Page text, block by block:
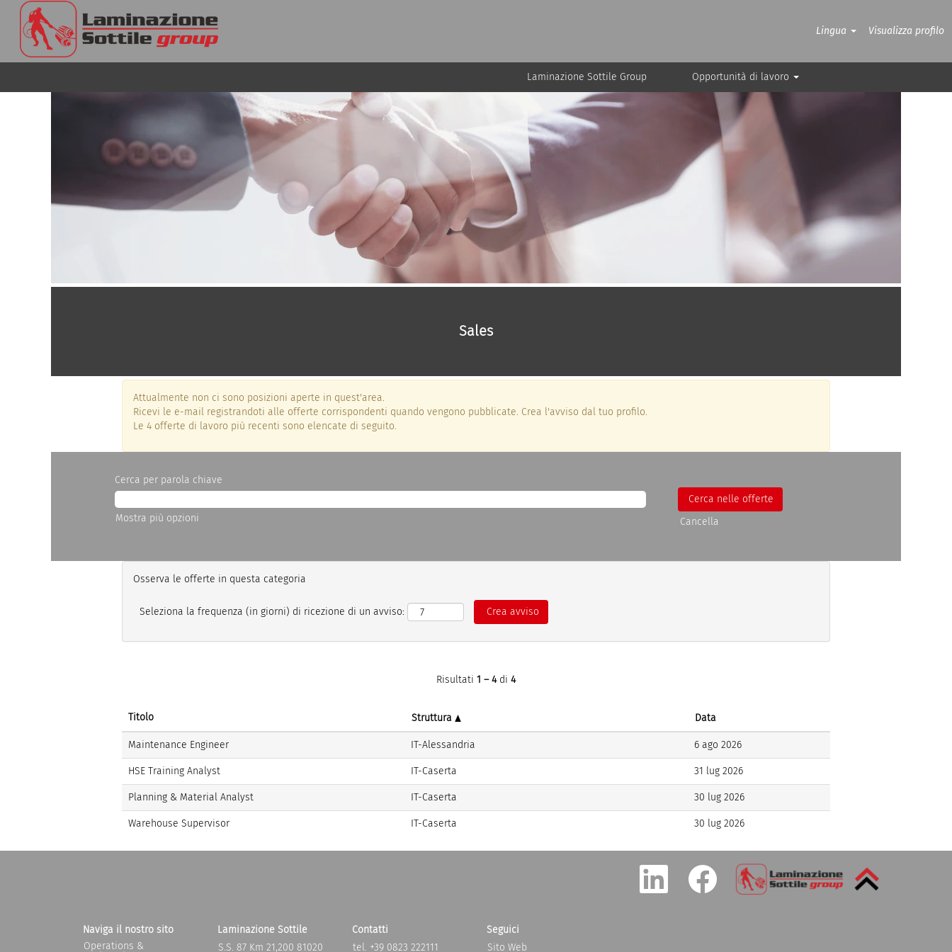
Lingua Visualizza profilo
Laminazione Sottile Group Opportunità di lavoro
Commercial
It
Sales
Attualmente non ci sono posizioni aperte in quest'area.
Ricevi le e-mail registrandoti alle offerte corrispondenti quando vengono pubblicate. Crea l'avviso dal tuo profilo.
Le 4 offerte di lavoro più recenti sono elencate di seguito.
Cerca per parola chiave
Mostra più opzioni Cancella
Osserva le offerte in questa categoria
Seleziona la frequenza (in giorni) di ricezione di un avviso:
Risultati 1 – 4di 4
Titolo Struttura Data
Maintenance Engineer IT-Alessandria 6 ago 2026
HSE Training Analyst IT-Caserta 31 lug 2026
Planning & Material Analyst IT-Caserta 30 lug 2026
Warehouse Supervisor IT-Caserta 30 lug 2026
S
p
a
Naviga il nostro sito
Operations &
Laminazione Sottile
S.S. 87 Km 21,200 81020
Contatti
tel. +39 0823 222111
Seguici
Sito Web